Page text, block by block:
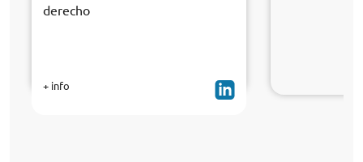
derecho
+ info